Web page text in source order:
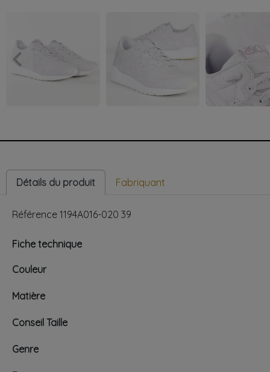
Précédent
keyboard_arrow_left
Détails du produit Fabriquant
Référence 1194A016-020 39
Fiche technique
Couleur
Matière
Conseil Taille
Genre